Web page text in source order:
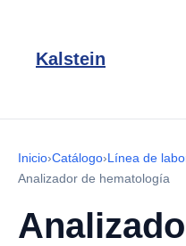
Kalstein
Inicio›Catálogo›Línea de
Analizador de hematología